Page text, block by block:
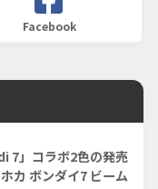
Facebook
7」コラボ2色の発売
カ ボンダイ7 ビーム